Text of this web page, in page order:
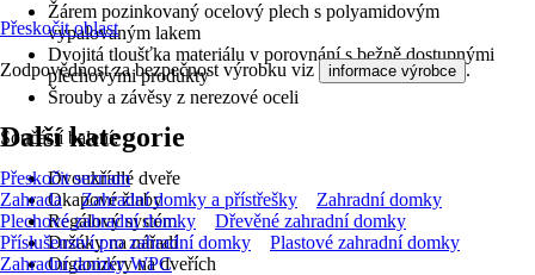
Žárem pozinkovaný ocelový plech s polyamidovým
vypalovaným lakem
Dvojitá tloušťka materiálu v porovnání s bežně dostupnými
plechovými produkty
Šrouby a závěsy z nerezové oceli
Součástí balení:
Dvoukřídlé dveře
Okapové žlaby
Regálový systém
Držáky na nářadí
Organizéry na dveřích
Přeskočit oblast
Zodpovědnost za bezpečnost výrobku viz informace výrobce .
Další kategorie
Přeskočit seznam
Zahrada
Zahradní domky a přístřešky
Zahradní domky
Plechové zahradní domky
Dřevěné zahradní domky
Příslušenství pro zahradní domky
Plastové zahradní domky
Zahradní domky WPC